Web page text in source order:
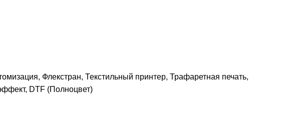
Флекстран, Текстильный принтер, Трафаретная печать,
DTF (Полноцвет)